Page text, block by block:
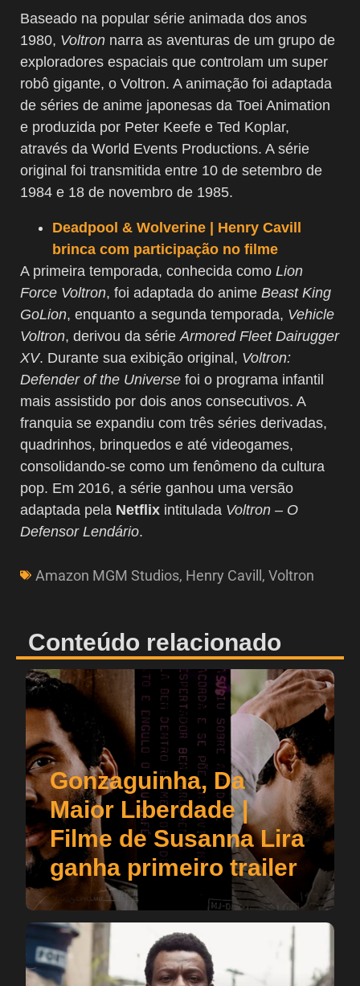
Baseado na popular série animada dos anos
1980, Voltron narra as aventuras de um grupo de
exploradores espaciais que controlam um super
robô gigante, o Voltron. A animação foi adaptada
de séries de anime japonesas da Toei Animation
e produzida por Peter Keefe e Ted Koplar,
através da World Events Productions. A série
original foi transmitida entre 10 de setembro de
1984 e 18 de novembro de 1985.
Deadpool & Wolverine | Henry Cavill
brinca com participação no filme
A primeira temporada, conhecida como Lion
Force Voltron, foi adaptada do anime Beast King
GoLion, enquanto a segunda temporada, Vehicle
Voltron, derivou da série Armored Fleet Dairugger
XV. Durante sua exibição original, Voltron:
Defender of the Universe foi o programa infantil
mais assistido por dois anos consecutivos. A
franquia se expandiu com três séries derivadas,
quadrinhos, brinquedos e até videogames,
consolidando-se como um fenômeno da cultura
pop. Em 2016, a série ganhou uma versão
adaptada pela Netflix intitulada Voltron – O
Defensor Lendário.
Amazon MGM Studios, Henry Cavill , Voltron
Conteúdo relacionado
Gonzaguinha, Da
Maior Liberdade |
Filme de Susanna Lira
ganha primeiro trailer